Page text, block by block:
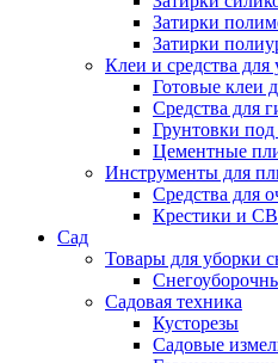
Затирки
Затирки
Клеи и средства для
Готовые клеи
Средства для
Грунтовки
Цементные
Инструменты для
Средства для
Крестики и
Сад
Товары для уборки
Садовая техника
Кусторезы
Садовые